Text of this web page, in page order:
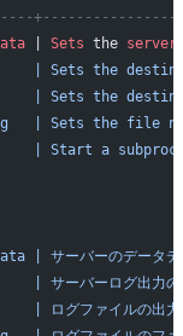
| Sets the server
Sets the
Sets the
| Sets the file
Start a
バーのデータディ
バーログ出力の出
ァイルの出力先デ